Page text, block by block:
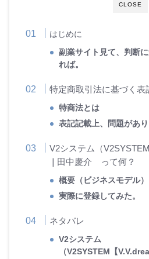
CLOSE
はじめに
副業サイト見て、判断
れば。
特定商取引法に基づく表
特商法とは
表記記載上、問題があり
V2システム（
❘田中慶介 って何？
概要（ビジネスモデル）
実際に登録してみた。
ネタバレ
V2システム
（V2SYSTEM【